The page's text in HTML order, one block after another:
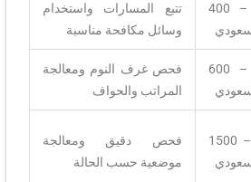
200 – 400
تتبع المسارات واستخدام
وسائل مكافحة مناسبة
250 – 600
فحص غرف النوم ومعالجة
المراتب والحواف
500 – 1500
فحص دقيق ومعالجة
موضعية حسب الحالة